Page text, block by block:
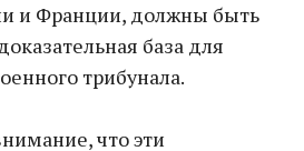
и Франции, должны быть
база для
трибунала.
что эти